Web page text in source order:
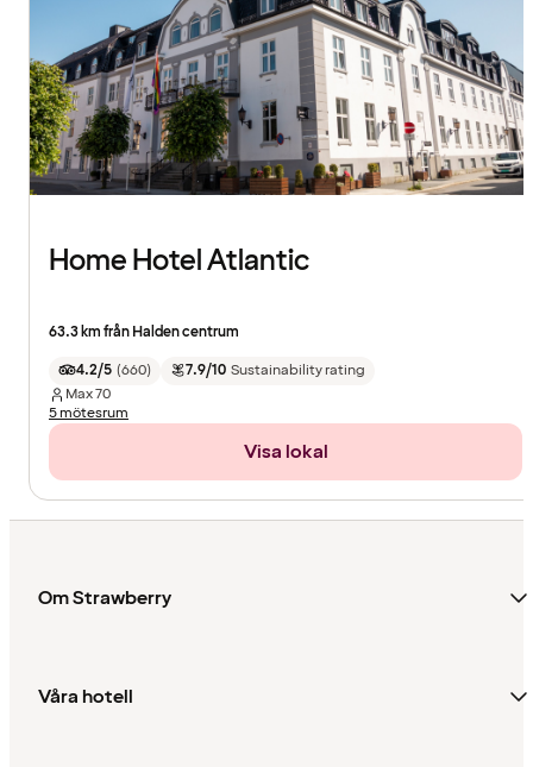
Home Hotel Atlantic
63.3 km från Halden centrum
4.2/5 (660) 7.9/10 Sustainability rating
Max70
5 mötesrum
Visa lokal
Om Strawberry
Våra hotell